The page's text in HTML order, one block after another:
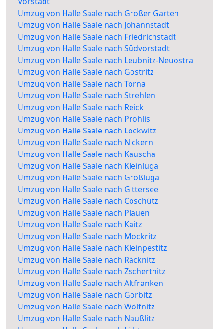
Umzug von Halle Saale nach Großer Garten
Umzug von Halle Saale nach Johannstadt
Umzug von Halle Saale nach Friedrichstadt
Umzug von Halle Saale nach Südvorstadt
Umzug von Halle Saale nach Leubnitz-Neuostra
Umzug von Halle Saale nach Gostritz
Umzug von Halle Saale nach Torna
Umzug von Halle Saale nach Strehlen
Umzug von Halle Saale nach Reick
Umzug von Halle Saale nach Prohlis
Umzug von Halle Saale nach Lockwitz
Umzug von Halle Saale nach Nickern
Umzug von Halle Saale nach Kauscha
Umzug von Halle Saale nach Kleinluga
Umzug von Halle Saale nach Großluga
Umzug von Halle Saale nach Gittersee
Umzug von Halle Saale nach Coschütz
Umzug von Halle Saale nach Plauen
Umzug von Halle Saale nach Kaitz
Umzug von Halle Saale nach Mockritz
Umzug von Halle Saale nach Kleinpestitz
Umzug von Halle Saale nach Räcknitz
Umzug von Halle Saale nach Zschertnitz
Umzug von Halle Saale nach Altfranken
Umzug von Halle Saale nach Gorbitz
Umzug von Halle Saale nach Wölfnitz
Umzug von Halle Saale nach Naußlitz